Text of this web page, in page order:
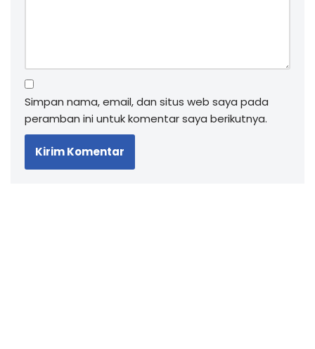
Simpan nama, email, dan situs web saya pada
peramban ini untuk komentar saya berikutnya.